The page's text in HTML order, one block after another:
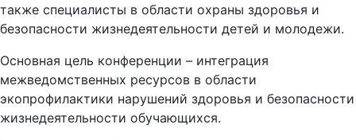
также специалисты в области охраны здоровья и
безопасности жизнедеятельности детей и молодежи.
Основная цель конференции – интеграция
межведомственных ресурсов в области
экопрофилактики нарушений здоровья и безопасности
жизнедеятельности обучающихся.